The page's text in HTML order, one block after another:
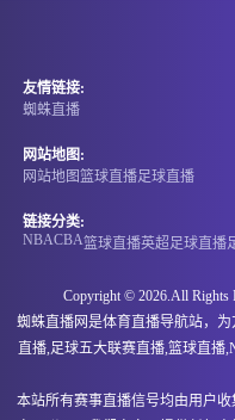
波德鲁姆士邦
情报
友情链接:
蜘蛛直播
网站地图:
网站地图篮球直播足球直播
链接分类:
NBACBA篮球直播英超 足球直播
Copyright © 2026.All Rights
蜘蛛直播网是体育直播导航站，
直播,足球五大联赛直播,篮球直播
本站所有赛事直播信号均由用户